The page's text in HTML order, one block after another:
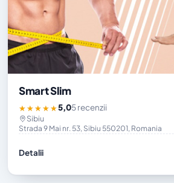
Smart Slim
★★★★★5,05 recenzii
Sibiu
Strada 9 Mai nr. 53, Sibiu 550201, Romania
Detalii